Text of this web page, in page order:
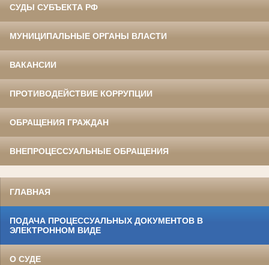
СУДЫ СУБЪЕКТА РФ
МУНИЦИПАЛЬНЫЕ ОРГАНЫ ВЛАСТИ
ВАКАНСИИ
ПРОТИВОДЕЙСТВИЕ КОРРУПЦИИ
ОБРАЩЕНИЯ ГРАЖДАН
ВНЕПРОЦЕССУАЛЬНЫЕ ОБРАЩЕНИЯ
ГЛАВНАЯ
ПОДАЧА ПРОЦЕССУАЛЬНЫХ ДОКУМЕНТОВ В
ЭЛЕКТРОННОМ ВИДЕ
О СУДЕ